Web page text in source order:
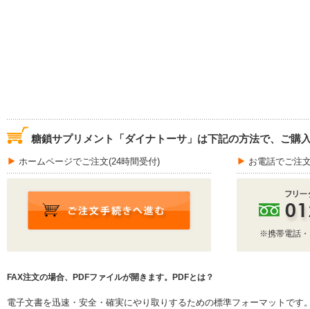
糖鎖サプリメント「ダイナトーサ」は下記の方法で、ご購
ホームページでご注文(24時間受付) お電話でご注
※携帯電話
FAX注文の場合、PDFファイルが開きます。PDFとは？
電子文書を迅速・安全・確実にやり取りするための標準フォーマットで